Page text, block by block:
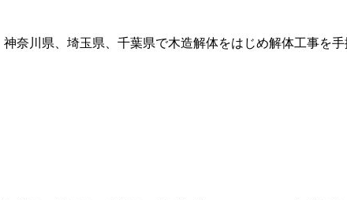
奈川県、埼玉県、千葉県で木造解体をはじめ解体工事を